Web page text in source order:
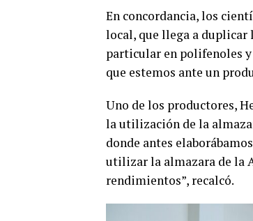
En concordancia, los
local, que llega a duplicar
particular en polifenoles y
que estemos ante un
Uno de los productores,
la utilización de la
donde antes
utilizar la almazara de la
rendimientos”, recalcó.